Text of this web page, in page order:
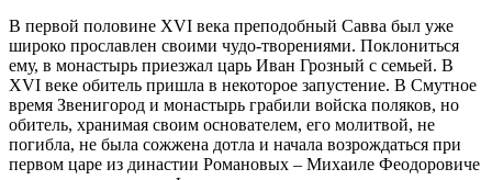
В первой половине XVI века преподобный Савва был уже
широко прославлен своими чудо-творениями. Поклониться
ему, в монастырь приезжал царь Иван Грозный с семьей. В
XVI веке обитель пришла в некоторое запустение. В Смутное
время Звенигород и монастырь грабили войска поляков, но
обитель, хранимая своим основателем, его молитвой, не
погибла, не была сожжена дотла и начала возрождаться при
первом царе из династии Романовых – Михаиле Феодоровиче